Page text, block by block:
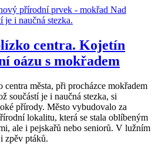
centra. Kojetín
oázu s mokřadem
centra města, při procházce mokřadem
součástí je i naučná stezka, si
přírody. Město vybudovalo za
lokalitu, která se stala oblíbeným
ale i pejskařů nebo seniorů. V lužním
zpěv ptáků.